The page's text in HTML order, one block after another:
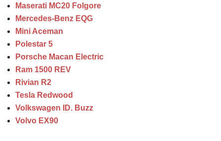
Maserati MC20 Folgore
Mercedes-Benz EQG
Mini Aceman
Polestar 5
Porsche Macan Electric
Ram 1500 REV
Rivian R2
Tesla Redwood
Volkswagen ID. Buzz
Volvo EX90